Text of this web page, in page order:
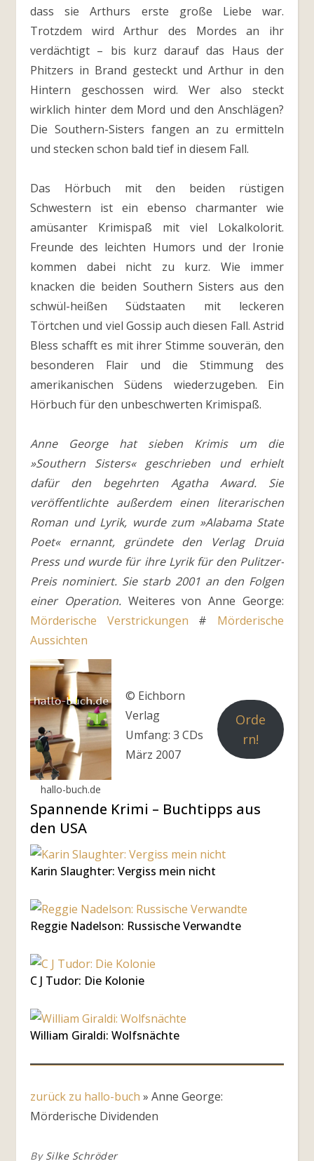
dass sie Arthurs erste große Liebe war.
Trotzdem wird Arthur des Mordes an ihr
verdächtigt – bis kurz darauf das Haus der
Phitzers in Brand gesteckt und Arthur in den
Hintern geschossen wird. Wer also steckt
wirklich hinter dem Mord und den Anschlägen?
Die Southern-Sisters fangen an zu ermitteln
und stecken schon bald tief in diesem Fall.
Das Hörbuch mit den beiden rüstigen
Schwestern ist ein ebenso charmanter wie
amüsanter Krimispaß mit viel Lokalkolorit.
Freunde des leichten Humors und der Ironie
kommen dabei nicht zu kurz. Wie immer
knacken die beiden Southern Sisters aus den
schwül-heißen Südstaaten mit leckeren
Törtchen und viel Gossip auch diesen Fall. Astrid
Bless schafft es mit ihrer Stimme souverän, den
besonderen Flair und die Stimmung des
amerikanischen Südens wiederzugeben. Ein
Hörbuch für den unbeschwerten Krimispaß.
Anne George hat sieben Krimis um die
»Southern Sisters« geschrieben und erhielt
dafür den begehrten Agatha Award. Sie
veröffentlichte außerdem einen literarischen
Roman und Lyrik, wurde zum »Alabama State
Poet« ernannt, gründete den Verlag Druid
Press und wurde für ihre Lyrik für den Pulitzer-
Preis nominiert. Sie starb 2001 an den Folgen
einer Operation.Weiteres von Anne George:
Mörderische Verstrickungen # Mörderische
Aussichten
hallo-buch.de
© Eichborn
Verlag
Umfang: 3 CDs
März 2007
Orde
rn!
Spannende Krimi – Buchtipps aus
den USA
Karin Slaughter: Vergiss mein nicht
Reggie Nadelson: Russische Verwandte
C J Tudor: Die Kolonie
William Giraldi: Wolfsnächte
zurück zu hallo-buch » Anne George:
Mörderische Dividenden
By Silke Schröder